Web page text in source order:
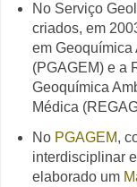
No Serviço
criados, em
em Geoquímica
(PGAGEM) e a
Geoquímica
Médica
No PGAGEM,
interdisciplinar
elaborado um